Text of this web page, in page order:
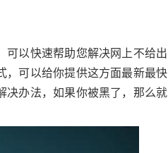
可以快速帮助您解决网上不给出
，可以给你提供这方面最新最快
决办法，如果你被黑了，那么就